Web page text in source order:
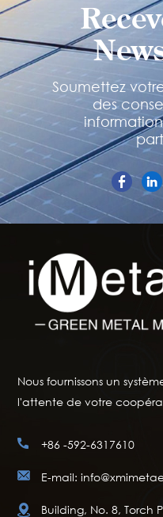
Soumettez
des
Nous fournissons un
l'attente de votre
+86 -592-6317610
E-mail:
Building, No. 8, Torch